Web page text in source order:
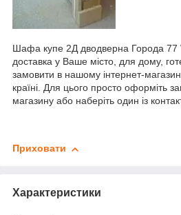
Шафа купе 2Д дводверна Города 77
доставка у Ваше місто, для дому,
замовити в нашому інтернет-
країні. Для цього просто оформіть
магазину або наберіть один із
Приховати
Характеристики